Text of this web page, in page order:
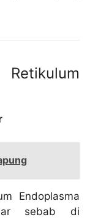
Endoplasma
sebab di